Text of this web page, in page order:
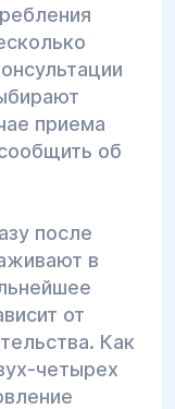
приема
об
после
в
от
Как
четырех